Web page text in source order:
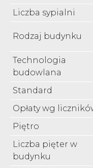
Liczba sypialni
Rodzaj budynku
Technologia
budowlana
Standard
Opłaty wg
Piętro
Liczba pięter w
budynku